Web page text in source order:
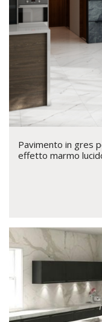
Pavimento in gres
effetto marmo